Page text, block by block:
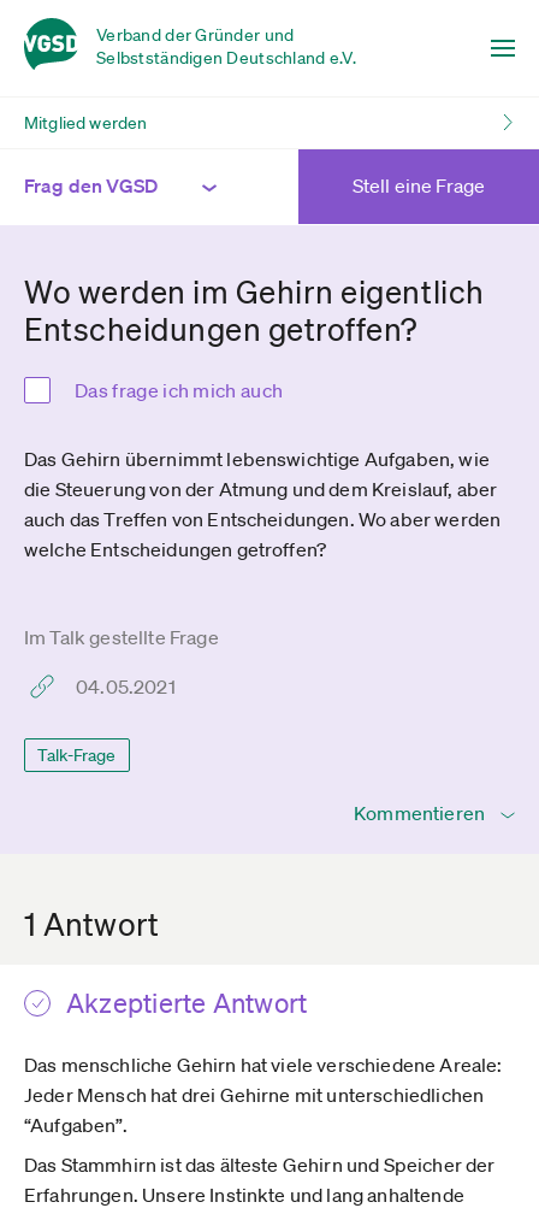
Verband der Gründer und
Selbstständigen Deutschland e.V.
Mitglied werden
Frag den VGSD Stell eine Frage
Wo werden im Gehirn eigentlich
Entscheidungen getroffen?
Das frage ich mich auch
Das Gehirn übernimmt lebenswichtige Aufgaben, wie
die Steuerung von der Atmung und dem Kreislauf, aber
auch das Treffen von Entscheidungen. Wo aber werden
welche Entscheidungen getroffen?
Im Talk gestellte Frage
04.05.2021
Talk-Frage
Kommentieren
1 Antwort
Akzeptierte Antwort
Das menschliche Gehirn hat viele verschiedene Areale:
Jeder Mensch hat drei Gehirne mit unterschiedlichen
“Aufgaben”.
Das Stammhirn ist das älteste Gehirn und Speicher der
Erfahrungen. Unsere Instinkte und lang anhaltende